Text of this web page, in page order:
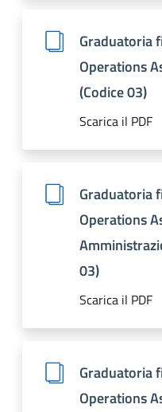
Graduatoria
Operations
(Codice 03)
Scarica il PDF
Graduatoria
Operations
03)
Scarica il PDF
Graduatoria
Operations